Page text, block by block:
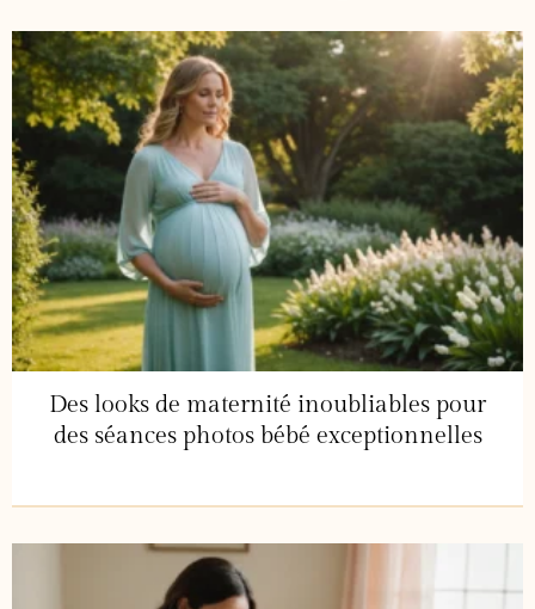
Des looks de maternité inoubliables pour
des séances photos bébé exceptionnelles